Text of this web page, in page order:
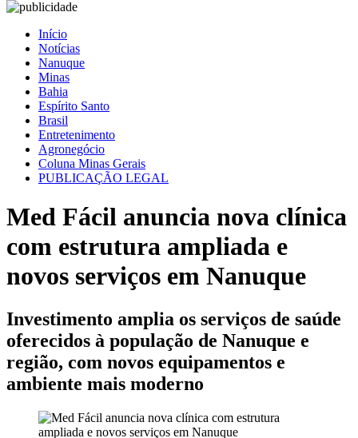
Início
Notícias
Nanuque
Minas
Bahia
Espírito Santo
Brasil
Entretenimento
Agronegócio
Coluna Minas Gerais
PUBLICAÇÃO LEGAL
Med Fácil anuncia nova clínica
com estrutura ampliada e
novos serviços em Nanuque
Investimento amplia os serviços de saúde
oferecidos à população de Nanuque e
região, com novos equipamentos e
ambiente mais moderno